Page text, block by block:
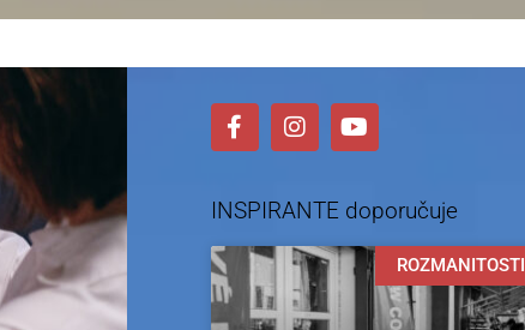
INSPIRANTE doporučuje
ROZMANITOSTI